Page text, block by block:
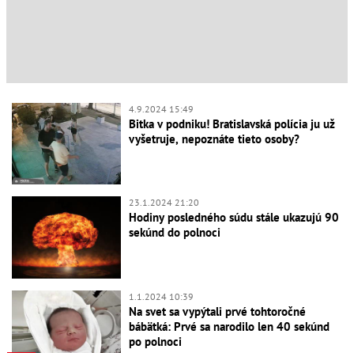
4.9.2024 15:49
Bitka v podniku! Bratislavská polícia ju už
vyšetruje, nepoznáte tieto osoby?
23.1.2024 21:20
Hodiny posledného súdu stále ukazujú 90
sekúnd do polnoci
1.1.2024 10:39
Na svet sa vypýtali prvé tohtoročné
bábätká: Prvé sa narodilo len 40 sekúnd
po polnoci